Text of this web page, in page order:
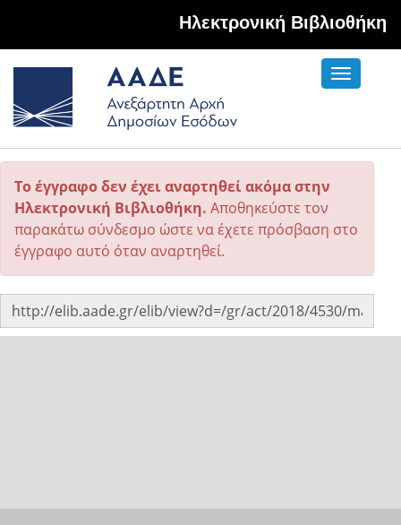
Hλεκτρονική Βιβλιοθήκη
Toggle
Το έγγραφο δεν έχει αναρτηθεί ακόμα στην
Ηλεκτρονική Βιβλιοθήκη. Αποθηκεύστε τον
παρακάτω σύνδεσμο ώστε να έχετε πρόσβαση στο
έγγραφο αυτό όταν αναρτηθεί.